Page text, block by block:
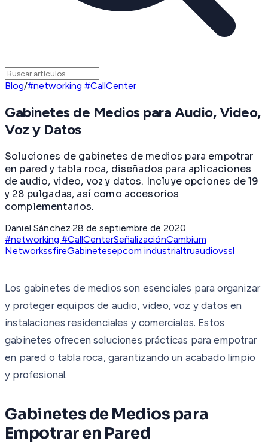
Blog/#networking #CallCenter
Gabinetes de Medios para Audio, Video,
Voz y Datos
Soluciones de gabinetes de medios para empotrar
en pared y tabla roca, diseñados para aplicaciones
de audio, video, voz y datos. Incluye opciones de 19
y 28 pulgadas, así como accesorios
complementarios.
Daniel Sánchez·28 de septiembre de 2020·
#networking #CallCenterSeñalizaciónCambium
NetworkssfireGabinetesepcom industrialtruaudiovssl
Los gabinetes de medios son esenciales para organizar
y proteger equipos de audio, video, voz y datos en
instalaciones residenciales y comerciales. Estos
gabinetes ofrecen soluciones prácticas para empotrar
en pared o tabla roca, garantizando un acabado limpio
y profesional.
Gabinetes de Medios para
Empotrar en Pared